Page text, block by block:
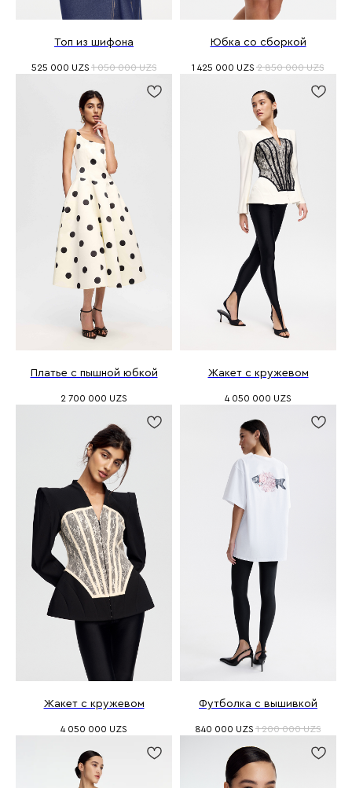
Топ из шифона
525 000 UZS 1 050 000 UZS
Юбка со сборкой
1 425 000 UZS 2 850 000 UZS
Платье с пышной юбкой
2 700 000 UZS
Жакет с кружевом
4 050 000 UZS
Жакет с кружевом
4 050 000 UZS
Футболка с вышивкой
840 000 UZS 1 200 000 UZS